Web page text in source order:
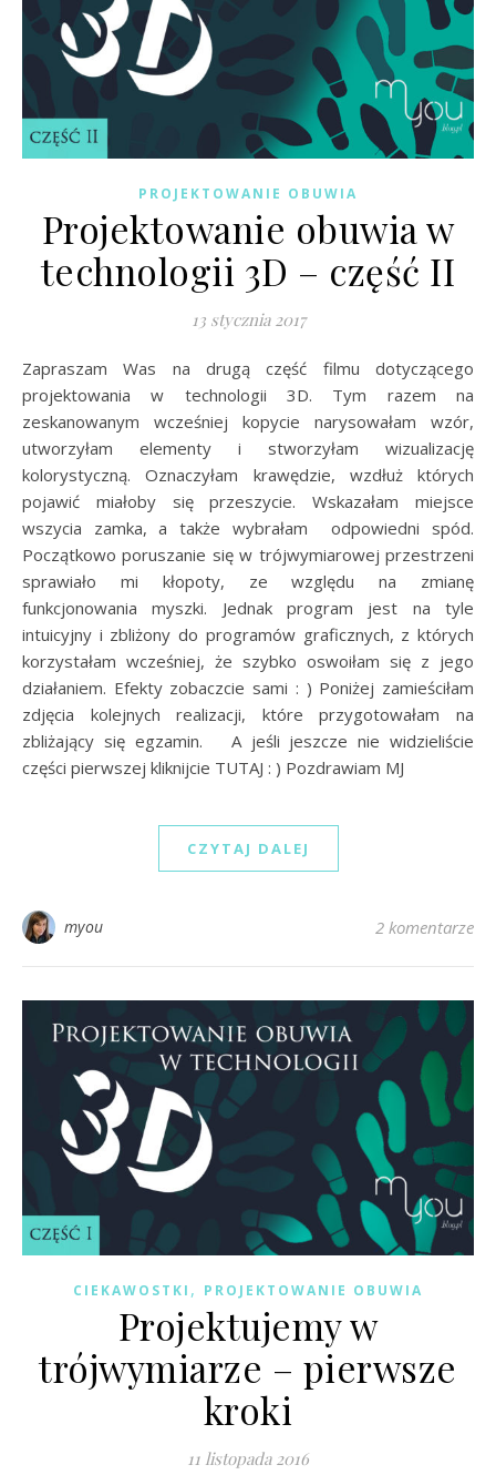
PROJEKTOWANIE OBUWIA
Projektowanie obuwia w
technologii 3D – część II
13 stycznia 2017
Zapraszam Was na drugą część filmu dotyczącego
projektowania w technologii 3D. Tym razem na
zeskanowanym wcześniej kopycie narysowałam wzór,
utworzyłam elementy i stworzyłam wizualizację
kolorystyczną. Oznaczyłam krawędzie, wzdłuż których
pojawić miałoby się przeszycie. Wskazałam miejsce
wszycia zamka, a także wybrałam odpowiedni spód.
Początkowo poruszanie się w trójwymiarowej przestrzeni
sprawiało mi kłopoty, ze względu na zmianę
funkcjonowania myszki. Jednak program jest na tyle
intuicyjny i zbliżony do programów graficznych, z których
korzystałam wcześniej, że szybko oswoiłam się z jego
działaniem. Efekty zobaczcie sami : ) Poniżej zamieściłam
zdjęcia kolejnych realizacji, które przygotowałam na
zbliżający się egzamin. A jeśli jeszcze nie widzieliście
części pierwszej kliknijcie TUTAJ : ) Pozdrawiam MJ
CZYTAJ DALEJ
myou 2 komentarze
CIEKAWOSTKI , PROJEKTOWANIE OBUWIA
Projektujemy w
trójwymiarze – pierwsze
kroki
11 listopada 2016